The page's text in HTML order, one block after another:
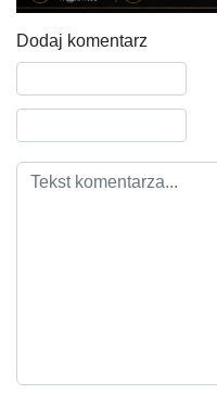
Dodaj komentarz